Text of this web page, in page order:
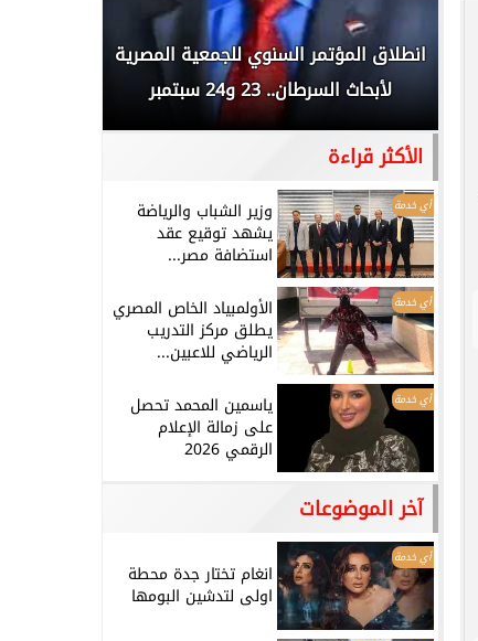
انطلاق المؤتمر السنوي للجمعية المصرية
لأبحاث السرطان.. 23 و24 سبتمبر
الأكثر قراءة
أي خدمة وزير الشباب والرياضة
يشهد توقيع عقد
استضافة مصر...
أي خدمة الأولمبياد الخاص المصري
يطلق مركز التدريب
الرياضي للاعبين...
أي خدمة ياسمين المحمد تحصل
على زمالة الإعلام
الرقمي 2026
آخر الموضوعات
أي خدمة
انغام تختار جدة محطة
اولى لتدشين البومها